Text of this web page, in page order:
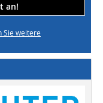
an!
Sie weitere